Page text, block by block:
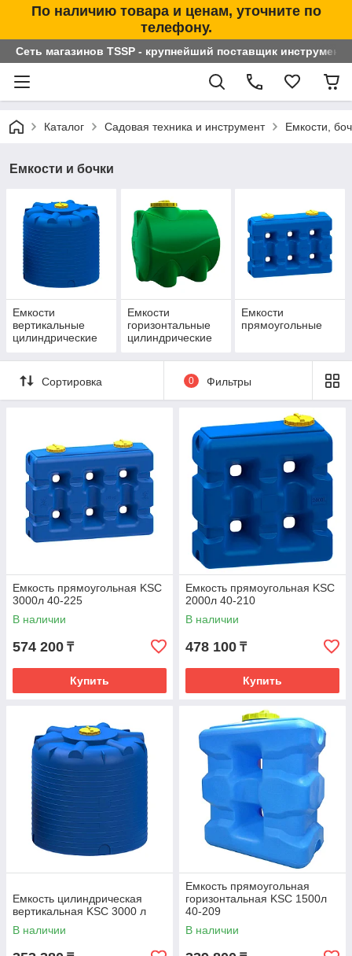
По наличию товара и ценам, уточните по
телефону.
Сеть магазинов TSSP - крупнейший поставщик
Каталог Садовая техника и инструмент Емкости,
Емкости и бочки
Емкости
вертикальные
цилиндрические
Емкости
горизонтальные
цилиндрические
Емкости
прямоугольные
Сортировка 0 Фильтры
Емкость прямоугольная KSC
3000л 40-225
В наличии
574 200 ₸
Купить
Емкость прямоугольная KSC
2000л 40-210
В наличии
478 100 ₸
Купить
Емкость цилиндрическая
вертикальная KSC 3000 л
В наличии
Емкость прямоугольная
горизонтальная KSC 1500л
40-209
В наличии